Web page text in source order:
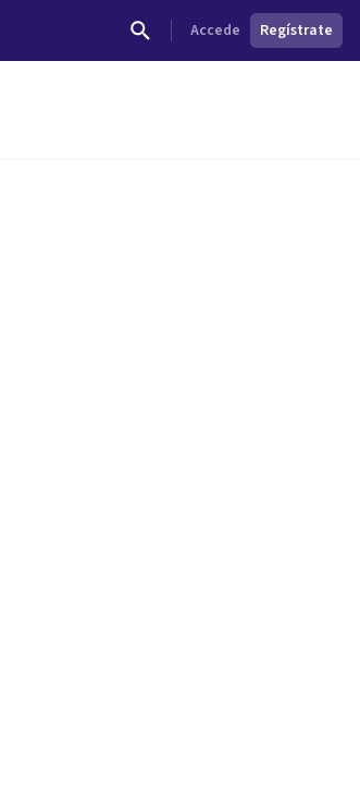
Accede Regístrate